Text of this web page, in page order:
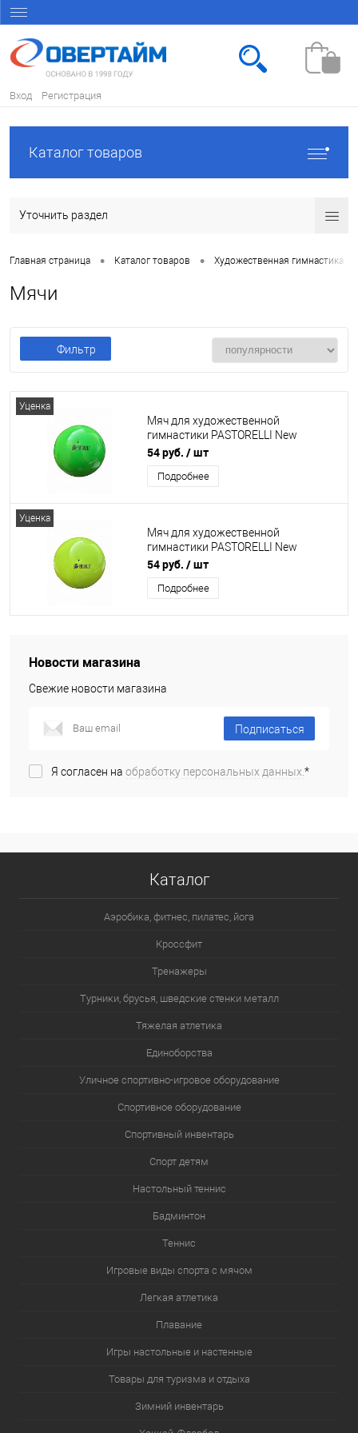
Вход Регистрация
Каталог товаров
Уточнить раздел
Главная страница • Каталог товаров • Художественная гимнастика
Мячи
Фильтр
Уценка
Мяч для художественной
гимнастики PASTORELLI New
Generation FIG 18 см (зеленый)
54 руб. / шт
Подробнее
Уценка
Мяч для художественной
гимнастики PASTORELLI New
Generation FIG 18 см (салатовый)
54 руб. / шт
Подробнее
Новости магазина
Свежие новости магазина
Подписаться
Я согласен на обработку персональных данных.*
Каталог
Аэробика, фитнес, пилатес, йога
Кроссфит
Тренажеры
Турники, брусья, шведские стенки металл
Тяжелая атлетика
Единоборства
Уличное спортивно-игровое оборудование
Спортивное оборудование
Спортивный инвентарь
Спорт детям
Настольный теннис
Бадминтон
Теннис
Игровые виды спорта с мячом
Легкая атлетика
Плавание
Игры настольные и настенные
Товары для туризма и отдыха
Зимний инвентарь